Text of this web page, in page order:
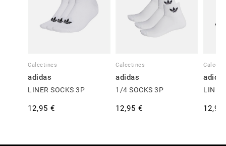
Calcetines
adidas
LINER SOCKS 3P
12,95 €
Calcetines
adidas
1/4 SOCKS 3P
12,95 €
LINER
12,95